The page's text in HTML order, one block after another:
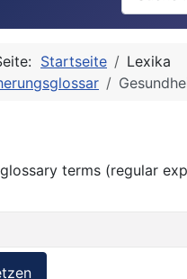
Startseite
Lexika
terms (regular